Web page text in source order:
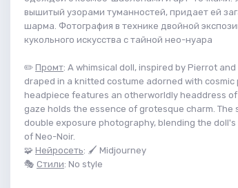
вышитый узорами туманностей, придает ей
шарма. Фотография в технике двойной
кукольного искусства с тайной нео-нуара
✏️ Промт: A whimsical doll, inspired by Pierrot
draped in a knitted costume adorned with
headpiece features an otherworldly headdress
gaze holds the essence of grotesque charm. The
double exposure photography, blending the
of Neo-Noir.
🧩 Нейросеть: 🖌 Midjourney
🎭 Стили: No style